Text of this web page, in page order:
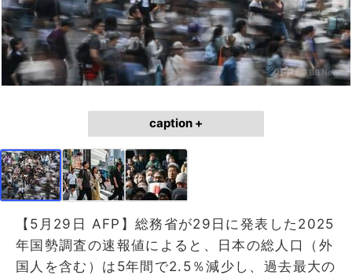
caption +
【5月29日 AFP】総務省が29日に発表した2025
年国勢調査の速報値によると、日本の総人口（外
国人を含む）は5年間で2.5％減少し、過去最大の